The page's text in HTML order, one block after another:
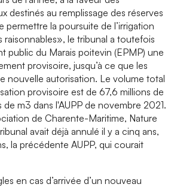
destinés au remplissage des réserves
permettre la poursuite de l’irrigation
le tribunal a toutefois
public du Marais poitevin (EPMP) une
provisoire, jusqu’à ce que les
nouvelle autorisation. Le volume total
provisoire est de 67,6 millions de
m3 dans l'AUPP de novembre 2021.
de Charente-Maritime, Nature
avait déjà annulé il y a cinq ans,
la précédente AUPP, qui courait
en cas d’arrivée d’un nouveau